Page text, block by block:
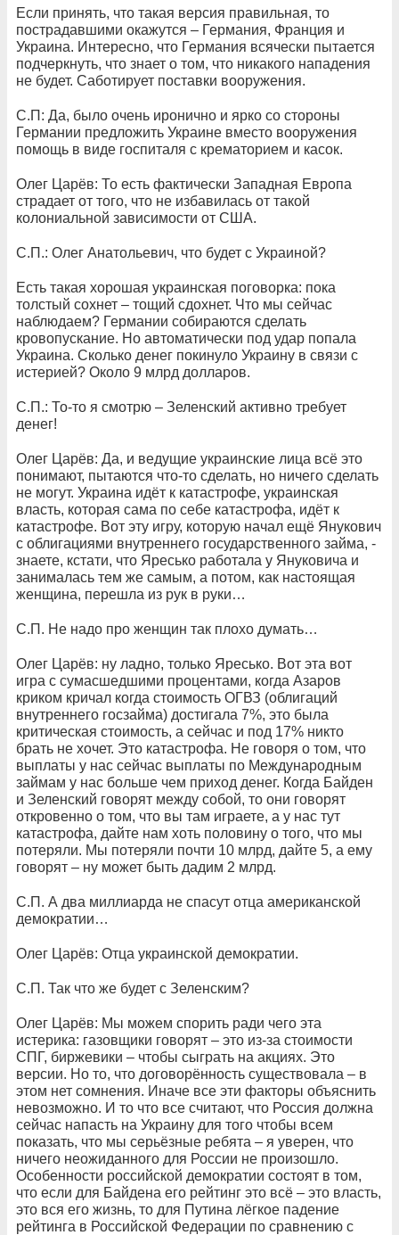
Если принять, что такая версия правильная, то
пострадавшими окажутся – Германия, Франция и
Украина. Интересно, что Германия всячески пытается
подчеркнуть, что знает о том, что никакого нападения
не будет. Саботирует поставки вооружения.
С.П: Да, было очень иронично и ярко со стороны
Германии предложить Украине вместо вооружения
помощь в виде госпиталя с крематорием и касок.
Олег Царёв: То есть фактически Западная Европа
страдает от того, что не избавилась от такой
колониальной зависимости от США.
С.П.: Олег Анатольевич, что будет с Украиной?
Есть такая хорошая украинская поговорка: пока
толстый сохнет – тощий сдохнет. Что мы сейчас
наблюдаем? Германии собираются сделать
кровопускание. Но автоматически под удар попала
Украина. Сколько денег покинуло Украину в связи с
истерией? Около 9 млрд долларов.
С.П.: То-то я смотрю – Зеленский активно требует
денег!
Олег Царёв: Да, и ведущие украинские лица всё это
понимают, пытаются что-то сделать, но ничего сделать
не могут. Украина идёт к катастрофе, украинская
власть, которая сама по себе катастрофа, идёт к
катастрофе. Вот эту игру, которую начал ещё Янукович
с облигациями внутреннего государственного займа, -
знаете, кстати, что Яресько работала у Януковича и
занималась тем же самым, а потом, как настоящая
женщина, перешла из рук в руки…
С.П. Не надо про женщин так плохо думать…
Олег Царёв: ну ладно, только Яресько. Вот эта вот
игра с сумасшедшими процентами, когда Азаров
криком кричал когда стоимость ОГВЗ (облигаций
внутреннего госзайма) достигала 7%, это была
критическая стоимость, а сейчас и под 17% никто
брать не хочет. Это катастрофа. Не говоря о том, что
выплаты у нас сейчас выплаты по Международным
займам у нас больше чем приход денег. Когда Байден
и Зеленский говорят между собой, то они говорят
откровенно о том, что вы там играете, а у нас тут
катастрофа, дайте нам хоть половину о того, что мы
потеряли. Мы потеряли почти 10 млрд, дайте 5, а ему
говорят – ну может быть дадим 2 млрд.
С.П. А два миллиарда не спасут отца американской
демократии…
Олег Царёв: Отца украинской демократии.
С.П. Так что же будет с Зеленским?
Олег Царёв: Мы можем спорить ради чего эта
истерика: газовщики говорят – это из-за стоимости
СПГ, биржевики – чтобы сыграть на акциях. Это
версии. Но то, что договорённость существовала – в
этом нет сомнения. Иначе все эти факторы объяснить
невозможно. И то что все считают, что Россия должна
сейчас напасть на Украину для того чтобы всем
показать, что мы серьёзные ребята – я уверен, что
ничего неожиданного для России не произошло.
Особенности российской демократии состоят в том,
что если для Байдена его рейтинг это всё – это власть,
это вся его жизнь, то для Путина лёгкое падение
рейтинга в Российской Федерации по сравнению с